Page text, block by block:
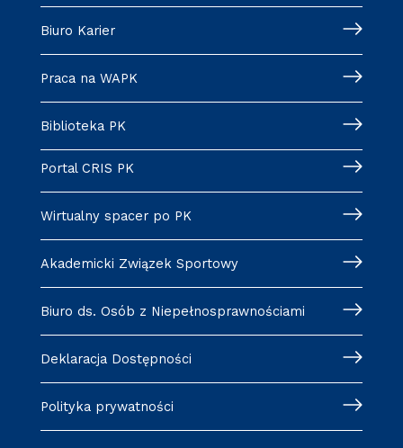
Biuro Karier
Praca na WAPK
Biblioteka PK
Portal CRIS PK
Wirtualny spacer po PK
Akademicki Związek Sportowy
Biuro ds. Osób z Niepełnosprawnościami
Deklaracja Dostępności
Polityka prywatności